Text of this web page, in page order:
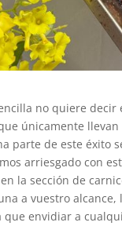
no quiere
únicamente
parte de este éxito
arriesgado con
la sección de
a vuestro
envidiar a